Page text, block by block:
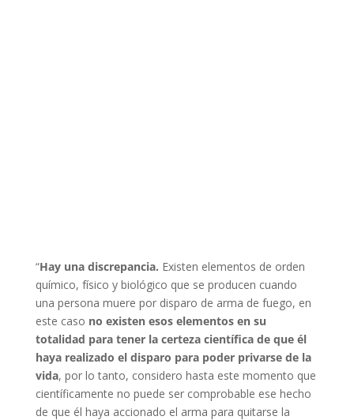
“Hay una discrepancia. Existen elementos de orden
químico, físico y biológico que se producen cuando
una persona muere por disparo de arma de fuego, en
este caso no existen esos elementos en su
totalidad para tener la certeza científica de que él
haya realizado el disparo para poder privarse de la
vida, por lo tanto, considero hasta este momento que
científicamente no puede ser comprobable ese hecho
de que él haya accionado el arma para quitarse la